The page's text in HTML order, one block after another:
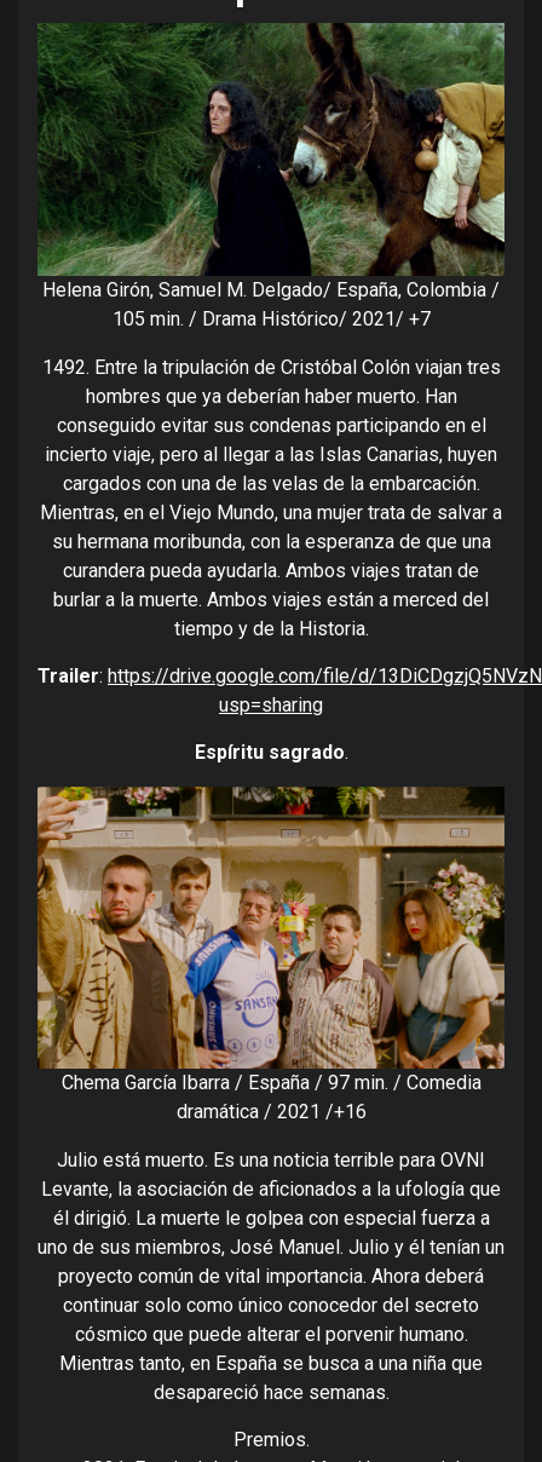
Helena Girón, Samuel M. Delgado/ España, Colombia /
105 min. / Drama Histórico/ 2021/ +7
1492. Entre la tripulación de Cristóbal Colón viajan tres
hombres que ya deberían haber muerto. Han
conseguido evitar sus condenas participando en el
incierto viaje, pero al llegar a las Islas Canarias, huyen
cargados con una de las velas de la embarcación.
Mientras, en el Viejo Mundo, una mujer trata de salvar a
su hermana moribunda, con la esperanza de que una
curandera pueda ayudarla. Ambos viajes tratan de
burlar a la muerte. Ambos viajes están a merced del
tiempo y de la Historia.
Trailer: https://drive.google.com/file/d/
usp=sharing
Espíritu sagrado.
Chema García Ibarra / España / 97 min. / Comedia
dramática / 2021 /+16
Julio está muerto. Es una noticia terrible para OVNI
Levante, la asociación de aficionados a la ufología que
él dirigió. La muerte le golpea con especial fuerza a
uno de sus miembros, José Manuel. Julio y él tenían un
proyecto común de vital importancia. Ahora deberá
continuar solo como único conocedor del secreto
cósmico que puede alterar el porvenir humano.
Mientras tanto, en España se busca a una niña que
desapareció hace semanas.
Premios.